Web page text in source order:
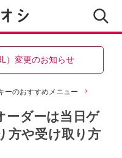
）変更のお知らせ
ーのおすすめメニュー
ーダーは当日ゲ
方や受け取り方